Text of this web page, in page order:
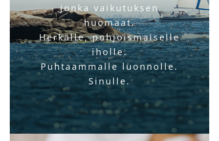
jonka vaikutuksen
huomaat.
Herkälle, pohjoismaiselle
iholle.
Puhtaammalle luonnolle.
Sinulle.